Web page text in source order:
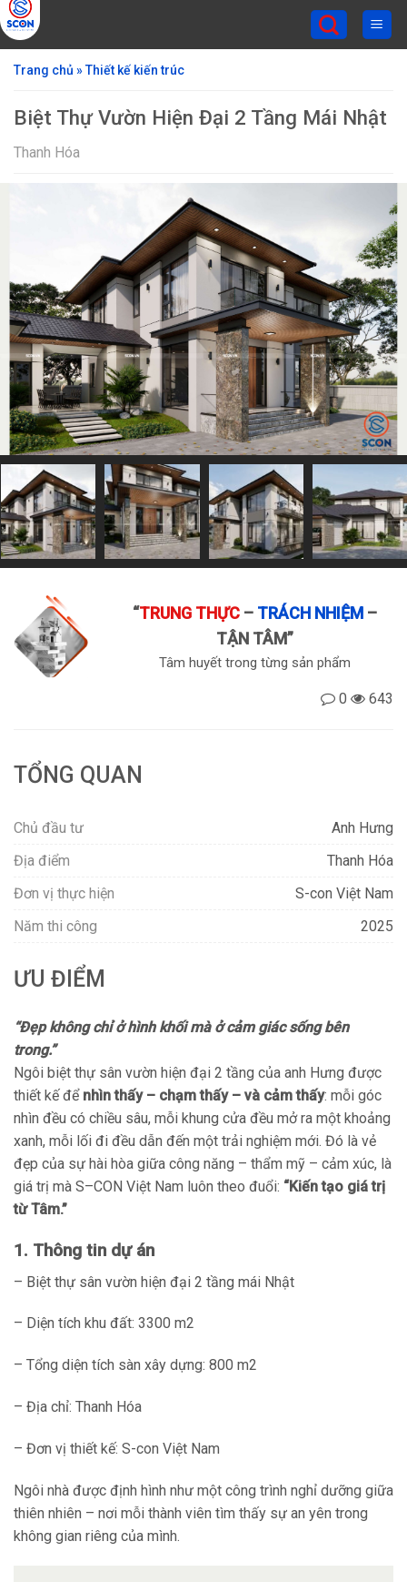
Skip
to
Trang chủ »Thiết kế kiến trúc
Biệt Thự Vườn Hiện Đại 2 Tầng Mái Nhật
Thanh Hóa
“TRUNG THỰC– TRÁCH NHIỆM–
TẬN TÂM”
Tâm huyết trong từng sản phẩm
0 643
TỔNG QUAN
Chủ đầu tư
Anh Hưng
Địa điểm
Thanh Hóa
Đơn vị thực hiện
S-con Việt Nam
Năm thi công
2025
ƯU ĐIỂM
“Đẹp không chỉ ở hình khối mà ở cảm giác sống bên
trong.”
Ngôi biệt thự sân vườn hiện đại 2 tầng của anh Hưng được
thiết kế để nhìn thấy – chạm thấy – và cảm thấy: mỗi góc
nhìn đều có chiều sâu, mỗi khung cửa đều mở ra một khoảng
xanh, mỗi lối đi đều dẫn đến một trải nghiệm mới. Đó là vẻ
đẹp của sự hài hòa giữa công năng – thẩm mỹ – cảm xúc, là
giá trị mà S–CON Việt Nam luôn theo đuổi: “Kiến tạo giá trị
từ Tâm.”
1. Thông tin dự án
– Biệt thự sân vườn hiện đại 2 tầng mái Nhật
– Diện tích khu đất: 3300 m2
– Tổng diện tích sàn xây dựng: 800 m2
– Địa chỉ: Thanh Hóa
– Đơn vị thiết kế: S-con Việt Nam
Ngôi nhà được định hình như một công trình nghỉ dưỡng giữa
thiên nhiên – nơi mỗi thành viên tìm thấy sự an yên trong
không gian riêng của mình.